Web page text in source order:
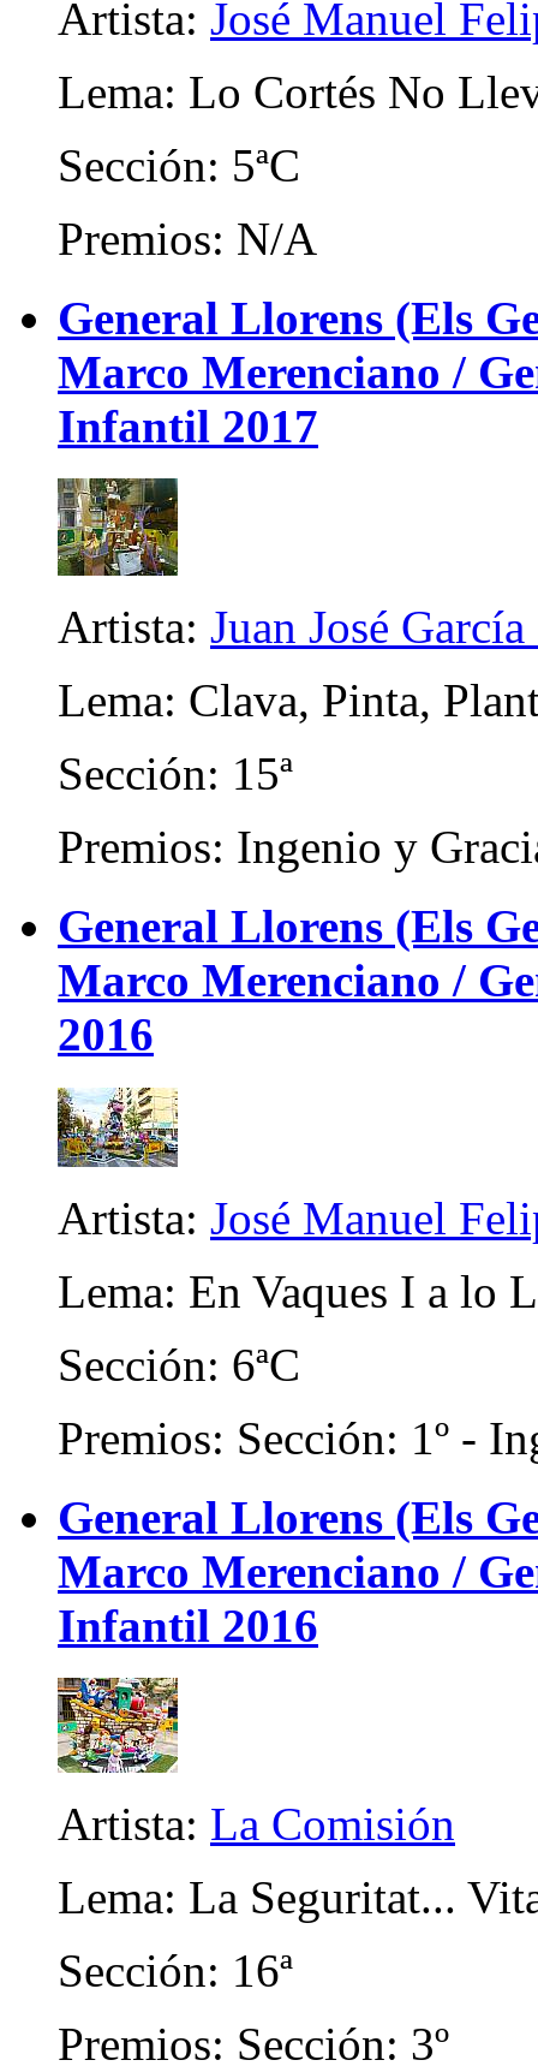
Artista: José Manuel
Lema: Lo Cortés No
Sección: 5ªC
Premios: N/A
General Llorens (Els
Marco Merenciano /
Infantil 2017
Artista: Juan José
Lema: Clava, Pinta,
Sección: 15ª
Premios: Ingenio y
General Llorens (Els
Marco Merenciano /
2016
Artista: José Manuel
Lema: En Vaques I a lo
Sección: 6ªC
Premios: Sección: 1º -
General Llorens (Els
Marco Merenciano /
Infantil 2016
Artista: La Comisión
Lema: La Seguritat...
Sección: 16ª
Premios: Sección: 3º